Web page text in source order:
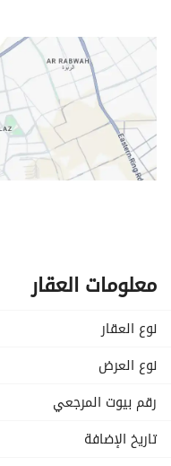
معلومات العقار
نوع العقار
نوع العرض
رقم بيوت المرجعي
تاريخ الإضافة